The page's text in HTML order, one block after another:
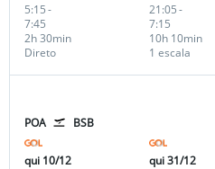
5:15-
7:45
Direto
2h 30min
21:05-
7:15
1 escala
10h 10min
POA BSB
qui 10/12
qui 31/12